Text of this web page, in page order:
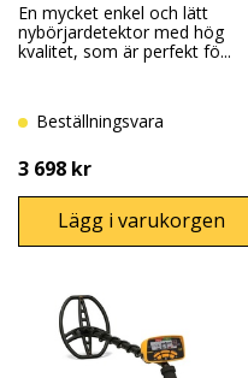
En mycket enkel och lätt
nybörjardetektor med hög
kvalitet, som är perfekt fö...
Beställningsvara
3 698 kr
Lägg i varukorgen